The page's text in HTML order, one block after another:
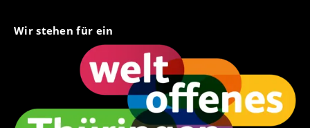
Jahrhundert. Eine Annäherung, in: Karl Heinemeyer
und Anselm Hartinger (Hgg.): Barfuß ins
Himmelreich? Martin Luther und die Bettelorden in
Erfurt. Textband und Katalog zur Ausstellung im
Stadtmuseum Erfurt 2017, Dresden 2017, S. 92–97.
Maria Magdalena oder Katharina als Patrozinien von
Wir stehen für ein